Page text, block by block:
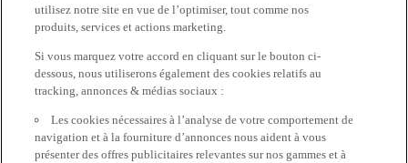
utilisez notre site en vue de l’optimiser, tout comme nos
produits, services et actions marketing.
Si vous marquez votre accord en cliquant sur le bouton ci-
dessous, nous utiliserons également des cookies relatifs au
tracking, annonces & médias sociaux :
Les cookies nécessaires à l’analyse de votre comportement de
navigation et à la fourniture d’annonces nous aident à vous
présenter des offres publicitaires relevantes sur nos gammes et à